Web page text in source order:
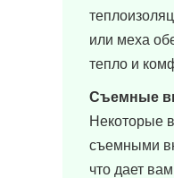
или меха
тепло и
Съемные
Некоторые
съемными
что дает